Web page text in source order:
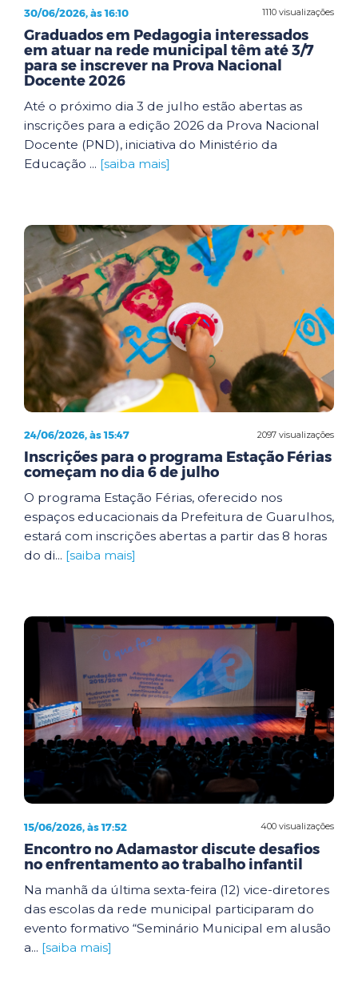
1110 visualizações
30/06/2026, às 16:10
Graduados em Pedagogia interessados
em atuar na rede municipal têm até 3/7
para se inscrever na Prova Nacional
Docente 2026
Até o próximo dia 3 de julho estão abertas as
inscrições para a edição 2026 da Prova Nacional
Docente (PND), iniciativa do Ministério da
Educação ... [saiba mais]
2097 visualizações
24/06/2026, às 15:47
Inscrições para o programa Estação Férias
começam no dia 6 de julho
O programa Estação Férias, oferecido nos
espaços educacionais da Prefeitura de Guarulhos,
estará com inscrições abertas a partir das 8 horas
do di... [saiba mais]
400 visualizações
15/06/2026, às 17:52
Encontro no Adamastor discute desafios
no enfrentamento ao trabalho infantil
Na manhã da última sexta-feira (12) vice-diretores
das escolas da rede municipal participaram do
evento formativo “Seminário Municipal em alusão
a... [saiba mais]